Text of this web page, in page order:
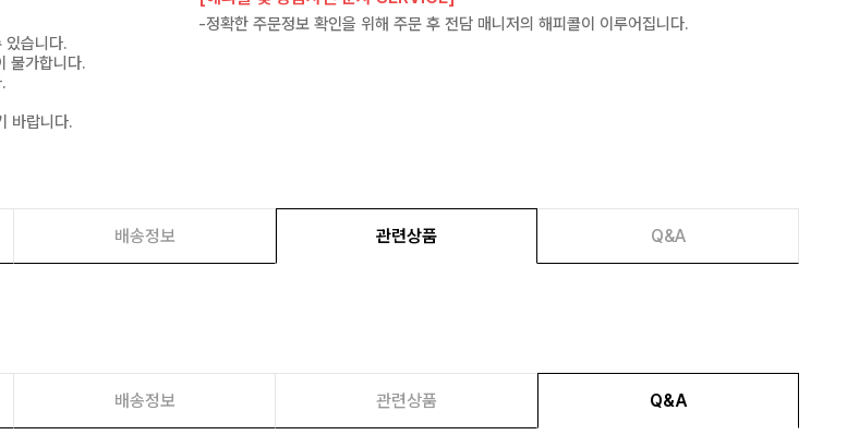
있습니다.
불가합니다.
바랍니다.
-정확한 주문정보 확인을 위해 주문 후 전담 매니저의 해피콜이 이루어집니다.
배송정보 관련상품 Q&A
배송정보 관련상품 Q&A